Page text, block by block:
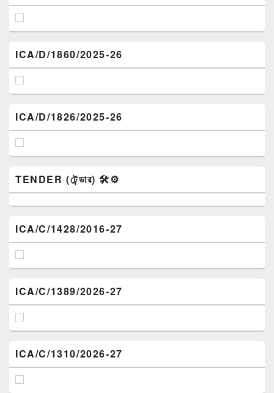
ICA/D/1860/2025-26
ICA/D/1826/2025-26
TENDER (টেন্ডার) 🛠️⚙️
ICA/C/1428/2016-27
ICA/C/1389/2026-27
ICA/C/1310/2026-27